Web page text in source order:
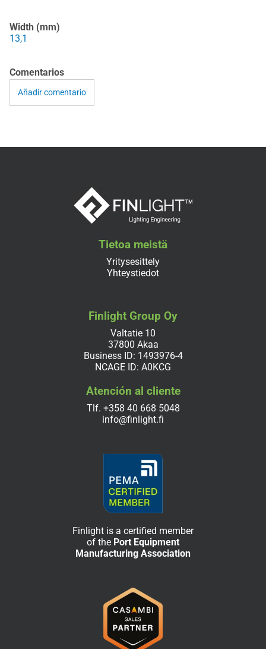
Width (mm)
13,1
Comentarios
Añadir comentario
Tietoa meistä
Yritysesittely
Yhteystiedot
Finlight Group Oy
Valtatie 10
37800 Akaa
Business ID: 1493976-4
NCAGE ID: A0KCG
Atención al cliente
Tlf. +358 40 668 5048
info@finlight.fi
Finlight is a certified member
of the Port Equipment
Manufacturing Association